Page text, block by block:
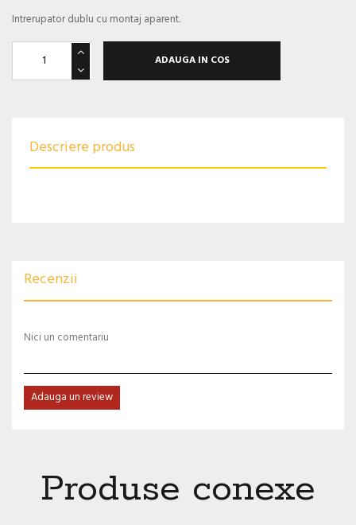
Intrerupator dublu cu montaj aparent.
ADAUGA IN COS
Descriere produs
Recenzii
Nici un comentariu
Adauga un review
Produse conexe